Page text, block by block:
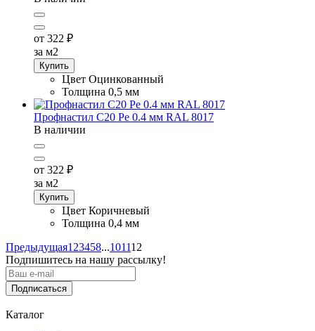
от 322 ₽
за м2
Купить
Цвет Оцинкованный
Толщина 0,5 мм
Профнастил C20 Pe 0.4 мм RAL 8017
В наличии
от 322 ₽
за м2
Купить
Цвет Коричневый
Толщина 0,4 мм
Предыдущая1 23458...101112
Подпишитесь на нашу рассылку!
Подписаться
Каталог